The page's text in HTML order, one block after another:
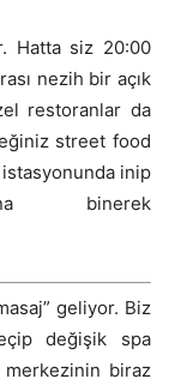
Hatta siz 20:00
nezih bir açık
restoranlar da
street food
istasyonunda inip
binerek
geliyor. Biz
değişik spa
merkezinin biraz